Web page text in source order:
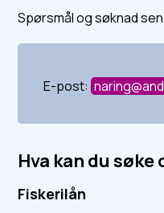
Spørsmål og søknad
E-post:
Hva kan du søke
Fiskerilån